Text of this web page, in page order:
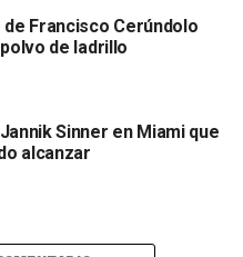
de Francisco Cerúndolo
de ladrillo
Sinner en Miami que
alcanzar